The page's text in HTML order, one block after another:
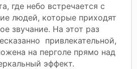
где небо встречается с
людей, которые приходят
звучание. На этот раз
привлекательной,
на перголе прямо над
эффект.